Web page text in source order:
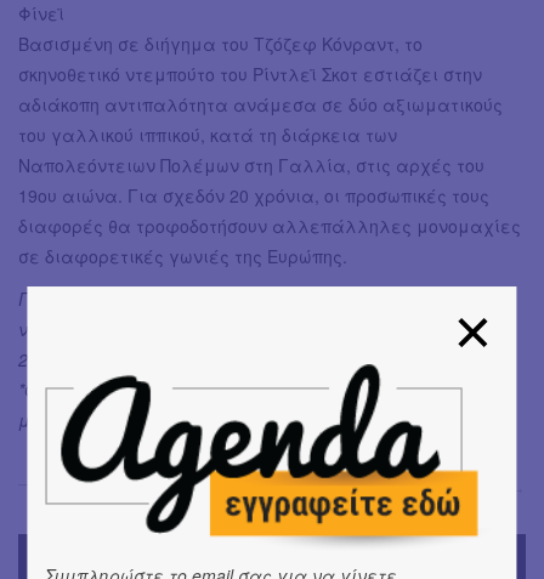
Φίνεϊ
Βασισμένη σε διήγημα του Τζόζεφ Κόνραντ, το
σκηνοθετικό ντεμπούτο του Ρίντλεϊ Σκοτ εστιάζει στην
αδιάκοπη αντιπαλότητα ανάμεσα σε δύο αξιωματικούς
του γαλλικού ιππικού, κατά τη διάρκεια των
Ναπολεόντειων Πολέμων στη Γαλλία, στις αρχές του
19ου αιώνα. Για σχεδόν 20 χρόνια, οι προσωπικές τους
διαφορές θα τροφοδοτήσουν αλλεπάλληλες μονομαχίες
σε διαφορετικές γωνιές της Ευρώπης.
Για περισσότερες πληροφορίες και κρατήσεις, μπορείτε
να επικοινωνήσετε με το Ιστορικό Αρχείο, στο τηλέφωνο
210 3418060, Δευτέρα-Παρασκευή 10:00-17:00.
*Οι κρατήσεις για κάθε προβολή θα πραγματοποιούνται
μόνο κατά την εβδομάδα διεξαγωγής της.
Σόνια Βλάντη